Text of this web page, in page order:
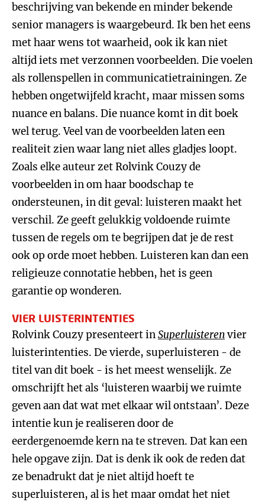
beschrijving van bekende en minder bekende
senior managers is waargebeurd. Ik ben het eens
met haar wens tot waarheid, ook ik kan niet
altijd iets met verzonnen voorbeelden. Die voelen
als rollenspellen in communicatietrainingen. Ze
hebben ongetwijfeld kracht, maar missen soms
nuance en balans. Die nuance komt in dit boek
wel terug. Veel van de voorbeelden laten een
realiteit zien waar lang niet alles gladjes loopt.
Zoals elke auteur zet Rolvink Couzy de
voorbeelden in om haar boodschap te
ondersteunen, in dit geval: luisteren maakt het
verschil. Ze geeft gelukkig voldoende ruimte
tussen de regels om te begrijpen dat je de rest
ook op orde moet hebben. Luisteren kan dan een
religieuze connotatie hebben, het is geen
garantie op wonderen.
VIER LUISTERINTENTIES
Rolvink Couzy presenteert inSuperluisterenvier
luisterintenties. De vierde, superluisteren - de
titel van dit boek - is het meest wenselijk. Ze
omschrijft het als ‘luisteren waarbij we ruimte
geven aan dat wat met elkaar wil ontstaan’. Deze
intentie kun je realiseren door de
eerdergenoemde kern na te streven. Dat kan een
hele opgave zijn. Dat is denk ik ook de reden dat
ze benadrukt dat je niet altijd hoeft te
superluisteren, al is het maar omdat het niet